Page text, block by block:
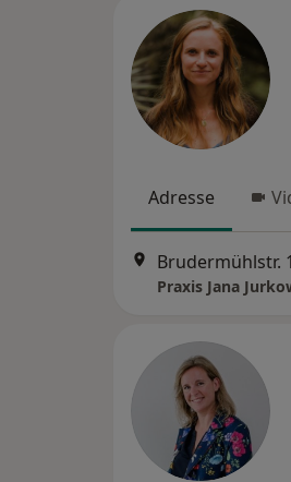
Adresse
Brudermühlstr.